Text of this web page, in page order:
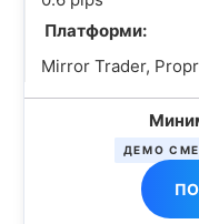
Платформи:
Mirror Trader,
ДЕМО